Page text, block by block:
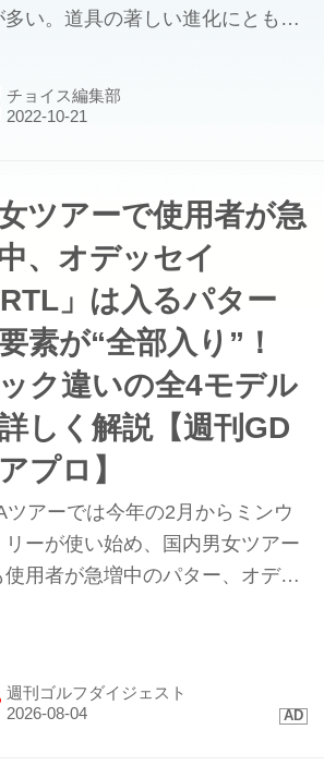
多い。道具の著しい進化にともな
いる。しかし、それが「いいパー
とうわけではない。長さだけでは
チョイス編集部
ツアーで使用者が急
、オデッセイ
」は入るパター
素が“全部入り”！
ク違いの全4モデル
しく解説【週刊GD
プロ】
ツアーでは今年の2月からミンウ
リーが使い始め、国内男女ツアー
使用者が急増中のパター、オデッ
週刊ゴルフダイジェスト